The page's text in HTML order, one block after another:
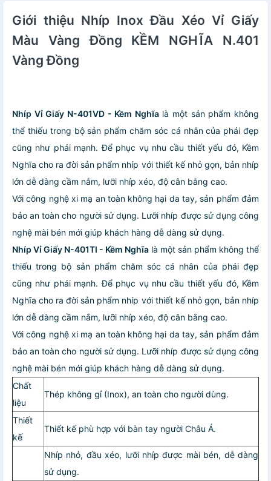
Giới thiệu Nhíp Inox Đầu Xéo Vỉ Giấy
Màu Vàng Đồng KỀM NGHĨA N.401
Vàng Đồng
Nhíp Vỉ Giấy N-401VD - Kềm Nghĩalà một sản phẩm không
thể thiếu trong bộ sản phẩm chăm sóc cá nhân của phái đẹp
cũng như phái mạnh. Để phục vụ nhu cầu thiết yếu đó, Kềm
Nghĩa cho ra đời sản phẩm nhíp với thiết kế nhỏ gọn, bản nhíp
lớn dễ dàng cầm nắm, lưỡi nhíp xéo, độ cân bằng cao.
Với công nghệ xi mạ an toàn không hại da tay, sản phẩm đảm
bảo an toàn cho người sử dụng. Lưỡi nhíp được sử dụng công
nghệ mài bén mới giúp khách hàng dễ dàng sử dụng.
Nhíp Vỉ Giấy N-401TI - Kềm Nghĩa là một sản phẩm không thể
thiếu trong bộ sản phẩm chăm sóc cá nhân của phái đẹp
cũng như phái mạnh. Để phục vụ nhu cầu thiết yếu đó, Kềm
Nghĩa cho ra đời sản phẩm nhíp với thiết kế nhỏ gọn, bản nhíp
lớn dễ dàng cầm nắm, lưỡi nhíp xéo, độ cân bằng cao.
Với công nghệ xi mạ an toàn không hại da tay, sản phẩm đảm
bảo an toàn cho người sử dụng. Lưỡi nhíp được sử dụng công
nghệ mài bén mới giúp khách hàng dễ dàng sử dụng.
Chất
liệu
Thép không gỉ (Inox), an toàn cho người dùng.
Thiết
kế
Thiết kế phù hợp với bàn tay người Châu Á.
Nhíp nhỏ, đầu xéo, lưỡi nhíp được mài bén, dễ dàng
sử dụng.